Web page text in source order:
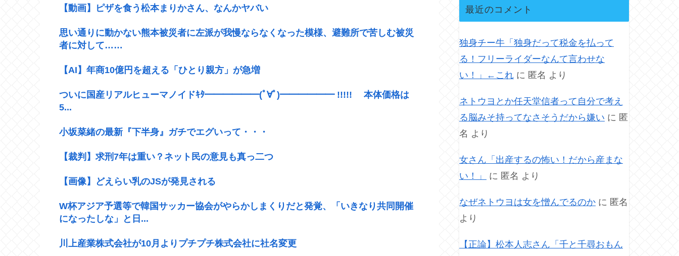
【動画】ピザを食う松本まりかさん、なんかヤバい
思い通りに動かない熊本被災者に左派が我慢ならなくなった模様、避難所で苦しむ被災
者に対して……
【AI】年商10億円を超える「ひとり親方」が急増
ついに国産リアルヒューマノイドｷﾀ━━━━━━(ﾟ∀ﾟ)━━━━━━ !!!!! 本体価格は
5...
小坂菜緒の最新『下半身』ガチでエグいって・・・
【裁判】求刑7年は重い？ネット民の意見も真っ二つ
【画像】どえらい乳のJSが発見される
W杯アジア予選等で韓国サッカー協会がやらかしまくりだと発覚、「いきなり共同開催
になったしな」と日...
川上産業株式会社が10月よりプチプチ株式会社に社名変更
最近のコメント
独身チー牛「独身だって税金を払って
る！フリーライダーなんて言わせな
い！」←これ に 匿名 より
ネトウヨとか任天堂信者って自分で考え
る脳みそ持ってなさそうだから嫌い に 匿
名 より
女さん「出産するの怖い！だから産まな
い！」
に 匿名 より
なぜネトウヨは女を憎んでるのか に 匿名
より
【正論】松本人志さん「千と千尋おもん